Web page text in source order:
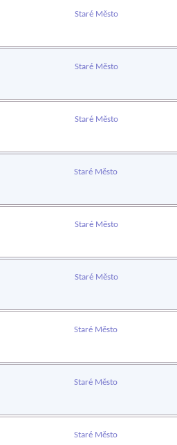
Staré Město
Staré Město
Staré Město
Staré Město
Staré Město
Staré Město
Staré Město
Staré Město
Staré Město